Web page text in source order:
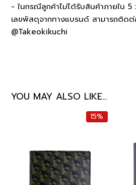
- ในกรณีลูกค้าไม่ได้รับสินค้าภายใน 5
เลขพัสดุจากทางแบรนด์ สามารถติด
@Takeokikuchi
YOU MAY ALSO LIKE…
15%